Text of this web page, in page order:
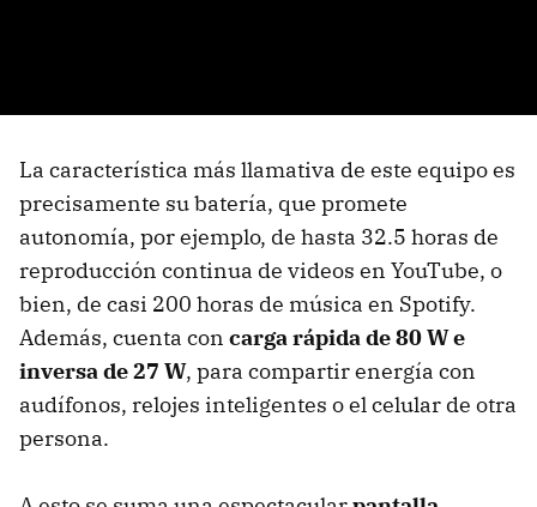
La característica más llamativa de este equipo es
precisamente su batería, que promete
autonomía, por ejemplo, de hasta 32.5 horas de
reproducción continua de videos en YouTube, o
bien, de casi 200 horas de música en Spotify.
Además, cuenta con carga rápida de 80 W e
inversa de 27 W, para compartir energía con
audífonos, relojes inteligentes o el celular de otra
persona.